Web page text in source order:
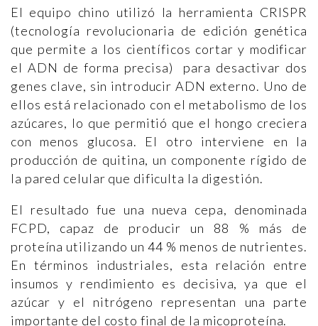
El equipo chino utilizó la herramienta CRISPR
(tecnología revolucionaria de edición genética
que permite a los científicos cortar y modificar
el ADN de forma precisa) para desactivar dos
genes clave, sin introducir ADN externo. Uno de
ellos está relacionado con el metabolismo de los
azúcares, lo que permitió que el hongo creciera
con menos glucosa. El otro interviene en la
producción de quitina, un componente rígido de
la pared celular que dificulta la digestión.
El resultado fue una nueva cepa, denominada
FCPD, capaz de producir un 88 % más de
proteína utilizando un 44 % menos de nutrientes.
En términos industriales, esta relación entre
insumos y rendimiento es decisiva, ya que el
azúcar y el nitrógeno representan una parte
importante del costo final de la micoproteína.